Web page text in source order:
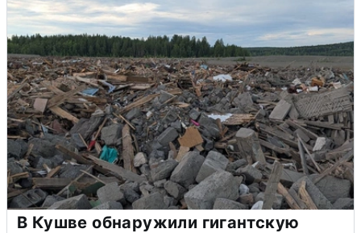
В Кушве обнаружили гигантскую